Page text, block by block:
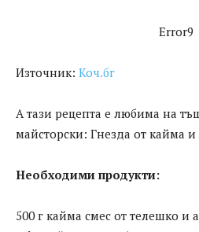
Error9
Източник: Коч.бг
А тази рецепта е любима на
майсторски: Гнезда от кайма и
Необходими продукти:
500 г кайма смес от телешко и